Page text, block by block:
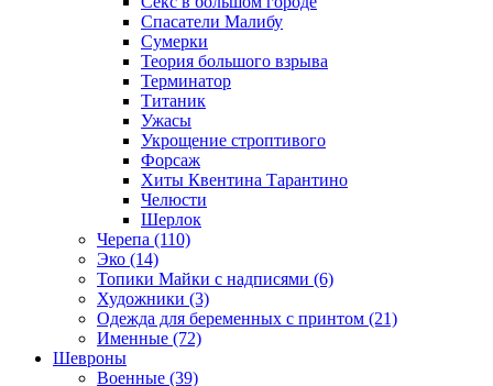
Спасатели Малибу
Сумерки
Теория большого взрыва
Терминатор
Титаник
Ужасы
Укрощение строптивого
Форсаж
Хиты Квентина Тарантино
Челюсти
Шерлок
Черепа (110)
Эко (14)
Топики Майки с надписями (6)
Художники (3)
Одежда для беременных с принтом (21)
Именные (72)
Шевроны
Военные (39)